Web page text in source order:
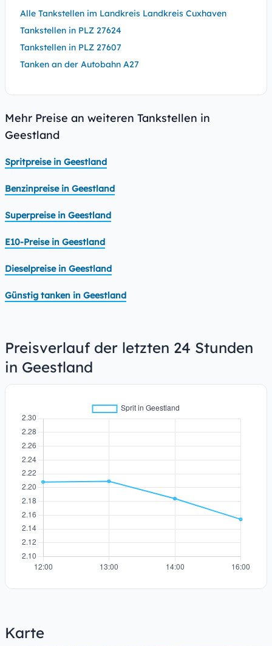
Alle Tankstellen im Landkreis Landkreis Cuxhaven
Tankstellen in PLZ 27624
Tankstellen in PLZ 27607
Tanken an der Autobahn A27
Mehr Preise an weiteren Tankstellen in
Geestland
Spritpreise in Geestland
Benzinpreise in Geestland
Superpreise in Geestland
E10-Preise in Geestland
Dieselpreise in Geestland
Günstig tanken in Geestland
Preisverlauf der letzten 24 Stunden
in Geestland
Karte